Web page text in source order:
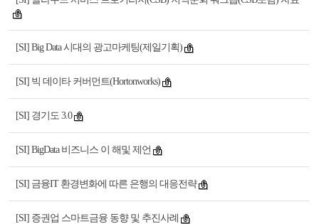
[SI] Big Data 시대의 광고마케팅(제일기획)
[SI] 빅 데이타 커버먼트(Hortonworks)
[SI] 경기도 3.0
[SI] BigData 비즈니스 이 해및 제언
[SI] 금융IT 환경변화에 따른 은행의 대응전략
[SI] 증권업 스마트금융 동향 및 추진사례